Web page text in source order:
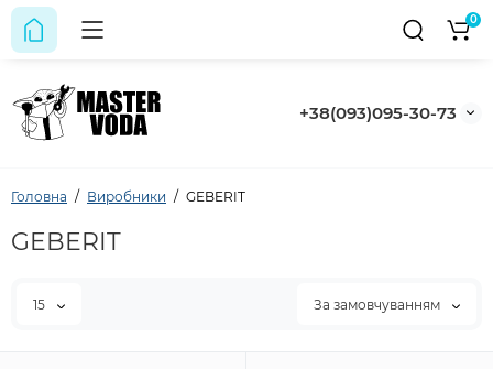
+38(093)095-30-73
0
Головна Виробники GEBERIT
GEBERIT
15 За замовчуванням